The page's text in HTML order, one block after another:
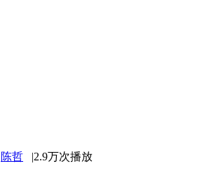
陈哲 |2.9万次播放